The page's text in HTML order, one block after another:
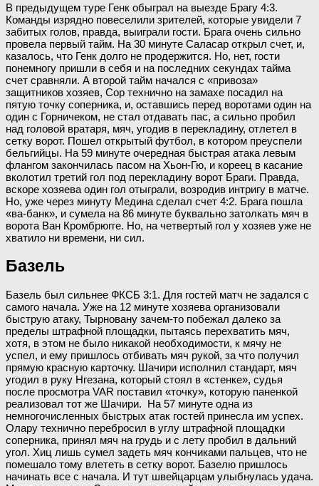
В предыдущем туре Генк обыграл на выезде Брагу 4:3.
Команды изрядно повеселили зрителей, которые увидели 7
забитых голов, правда, выиграли гости. Брага очень сильно
провела первый тайм. На 30 минуте Саласар открыл счет, и,
казалось, что Генк долго не продержится. Но, нет, гости
понемногу пришли в себя и на последних секундах тайма
счет сравняли. А второй тайм начался с «привоза»
защитников хозяев, Сор технично на замахе посадил на
пятую точку соперника, и, оставшись перед воротами один на
один с Горничеком, не стал отдавать пас, а сильно пробил
над головой вратаря, мяч, угодив в перекладину, отлетел в
сетку ворот. Пошел открытый футбол, в котором преуспели
бельгийцы. На 59 минуте очередная быстрая атака левым
флангом закончилась пасом на Хьон-Гю, и кореец в касание
вколотил третий гол под перекладину ворот Браги. Правда,
вскоре хозяева один гол отыграли, возродив интригу в матче.
Но, уже через минуту Медина сделал счет 4:2. Брага пошла
«ва-банк», и сумела на 86 минуте буквально затолкать мяч в
ворота Ван Кромбрюгге. Но, на четвертый гол у хозяев уже не
хватило ни времени, ни сил.
Базель
Базель был сильнее ФКСБ 3:1. Для гостей матч не задался с
самого начала. Уже на 12 минуте хозяева организовали
быструю атаку, Тырновану зачем-то побежал далеко за
пределы штрафной площадки, пытаясь перехватить мяч,
хотя, в этом не было никакой необходимости, к мячу не
успел, и ему пришлось отбивать мяч рукой, за что получил
прямую красную карточку. Шачири исполнил стандарт, мяч
угодил в руку Нгезана, который стоял в «стенке», судья
после просмотра VAR поставил «точку», которую паненкой
реализовал тот же Шачири. На 57 минуте одна из
немногочисленных быстрых атак гостей принесла им успех.
Олару технично перебросил в углу штрафной площадки
соперника, принял мяч на грудь и с лету пробил в дальний
угол. Хиц лишь сумел задеть мяч кончиками пальцев, что не
помешало тому влететь в сетку ворот. Базелю пришлось
начинать все с начала. И тут швейцарцам улыбнулась удача.